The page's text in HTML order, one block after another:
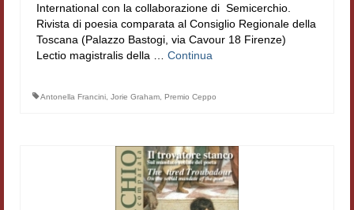
International con la collaborazione di Semicerchio.
Rivista di poesia comparata al Consiglio Regionale della
Toscana (Palazzo Bastogi, via Cavour 18 Firenze)
Lectio magistralis della … Continua
Antonella Francini, Jorie Graham, Premio Ceppo